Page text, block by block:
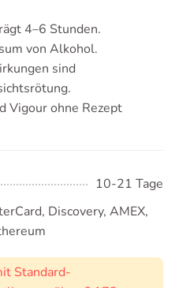
4–6 Stunden.
von Alkohol.
sind
Vigour ohne Rezept
10-21 Tage
Discovery, AMEX,
Standard-